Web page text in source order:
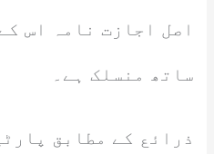
اصل اجازت نامہ اس
ساتھ منسلک ہے۔
ذرائع کے مطابق